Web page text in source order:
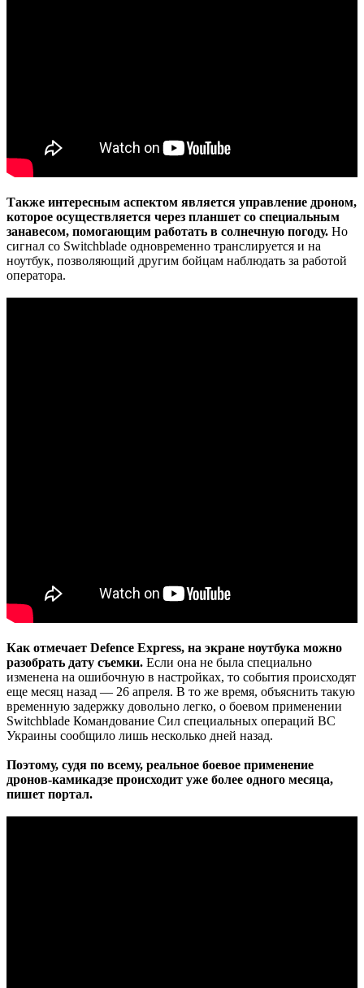
Также интересным аспектом является управление дроном,
которое осуществляется через планшет со специальным
занавесом, помогающим работать в солнечную погоду. Но
сигнал со Switchblade одновременно транслируется и на
ноутбук, позволяющий другим бойцам наблюдать за работой
оператора.
Как отмечает Defence Express, на экране ноутбука можно
разобрать дату съемки. Если она не была специально
изменена на ошибочную в настройках, то события происходят
еще месяц назад — 26 апреля. В то же время, объяснить такую
​​временную задержку довольно легко, о боевом применении
Switchblade Командование Сил специальных операций ВС
Украины сообщило лишь несколько дней назад.
Поэтому, судя по всему, реальное боевое применение
дронов-камикадзе происходит уже более одного месяца,
пишет портал.